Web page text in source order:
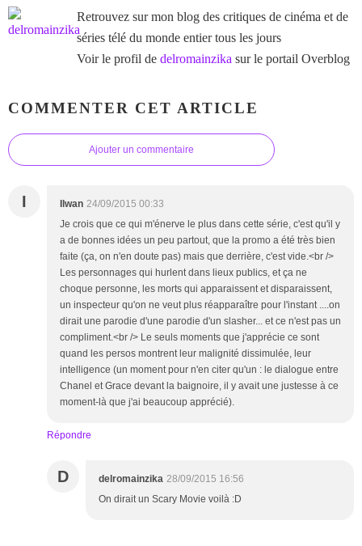
Retrouvez sur mon blog des critiques de cinéma et de
séries télé du monde entier tous les jours
Voir le profil de delromainzika sur le portail Overblog
COMMENTER CET ARTICLE
Ajouter un commentaire
I Ilwan 24/09/2015 00:33
Je crois que ce qui m'énerve le plus dans cette série, c'est qu'il y
a de bonnes idées un peu partout, que la promo a été très bien
faite (ça, on n'en doute pas) mais que derrière, c'est vide.<br />
Les personnages qui hurlent dans lieux publics, et ça ne
choque personne, les morts qui apparaissent et disparaissent,
un inspecteur qu'on ne veut plus réapparaître pour l'instant ....on
dirait une parodie d'une parodie d'un slasher... et ce n'est pas un
compliment.<br /> Le seuls moments que j'apprécie ce sont
quand les persos montrent leur malignité dissimulée, leur
intelligence (un moment pour n'en citer qu'un : le dialogue entre
Chanel et Grace devant la baignoire, il y avait une justesse à ce
moment-là que j'ai beaucoup apprécié).
Répondre
D delromainzika 28/09/2015 16:56
On dirait un Scary Movie voilà :D